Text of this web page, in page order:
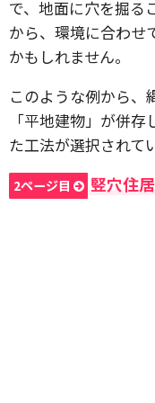
で、地面に穴を掘る
から、環境に合わせ
かもしれません。
このような例から、
「平地建物」が併
た工法が選択されて
2ページ目 竪穴住